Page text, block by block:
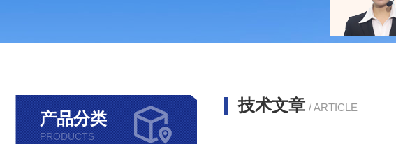
产品分类
PRODUCTS
技术文章 / ARTICLE